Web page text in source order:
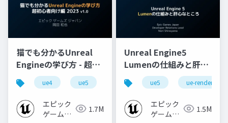
猫でも分かるUnreal
Engineの学び方 - 超初
心者向け編 - 2023 v1.0
ue4 ue5 ue-beginner
エピック
ゲームズ
1.7M
Unreal Engine5
Lumenの仕組みと肝心
なところ
ue5 ue-rendering
エピック
ゲームズ
1.5M